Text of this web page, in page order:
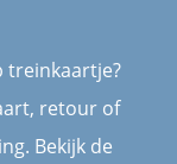
treinkaartje?
retour of
Bekijk de